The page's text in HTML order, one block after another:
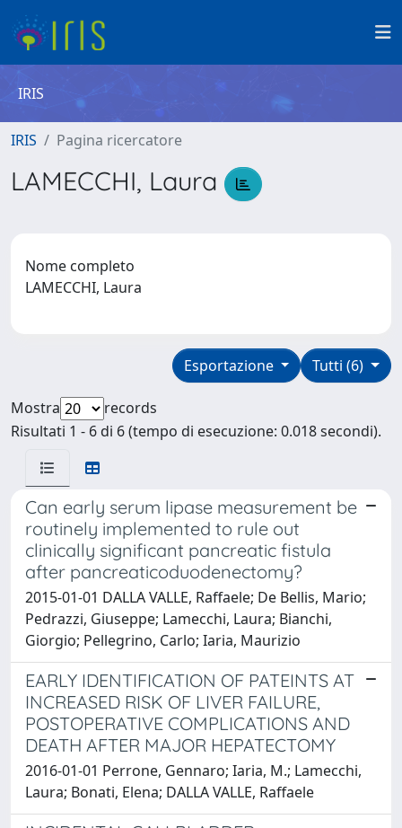
IRIS
IRIS Pagina ricercatore
LAMECCHI, Laura
Nome completo
LAMECCHI, Laura
Tutti (6)
Esportazione
Mostra
records
Risultati 1 - 6 di 6 (tempo di esecuzione: 0.018 secondi).
Can early serum lipase measurement be
routinely implemented to rule out
clinically significant pancreatic fistula
after pancreaticoduodenectomy?
2015-01-01 DALLA VALLE, Raffaele; De Bellis, Mario;
Pedrazzi, Giuseppe; Lamecchi, Laura; Bianchi,
Giorgio; Pellegrino, Carlo; Iaria, Maurizio
EARLY IDENTIFICATION OF PATEINTS AT
INCREASED RISK OF LIVER FAILURE,
POSTOPERATIVE COMPLICATIONS AND
DEATH AFTER MAJOR HEPATECTOMY
2016-01-01 Perrone, Gennaro; Iaria, M.; Lamecchi,
Laura; Bonati, Elena; DALLA VALLE, Raffaele